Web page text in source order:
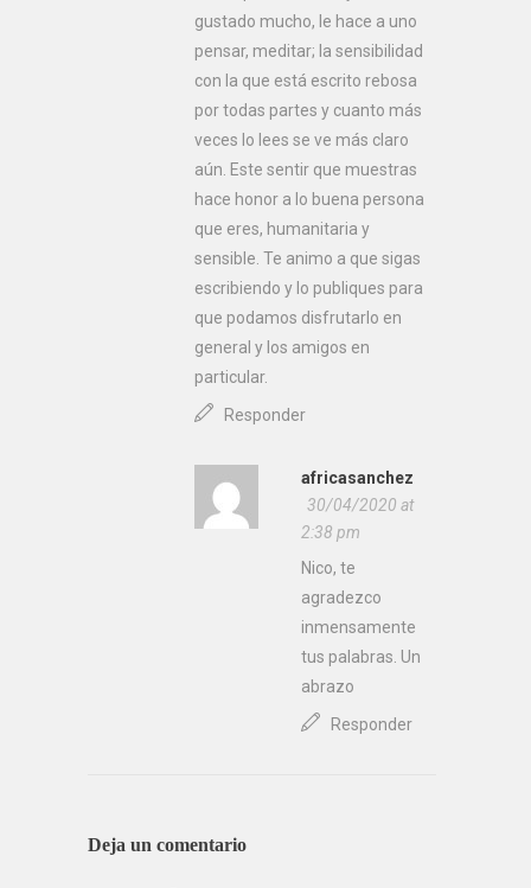
gustado mucho, le hace a uno
pensar, meditar; la sensibilidad
con la que está escrito rebosa
por todas partes y cuanto más
veces lo lees se ve más claro
aún. Este sentir que muestras
hace honor a lo buena persona
que eres, humanitaria y
sensible. Te animo a que sigas
escribiendo y lo publiques para
que podamos disfrutarlo en
general y los amigos en
particular.
Responder
africasanchez
30/04/2020 at
2:38 pm
Nico, te
agradezco
inmensamente
tus palabras. Un
abrazo
Responder
Deja un comentario